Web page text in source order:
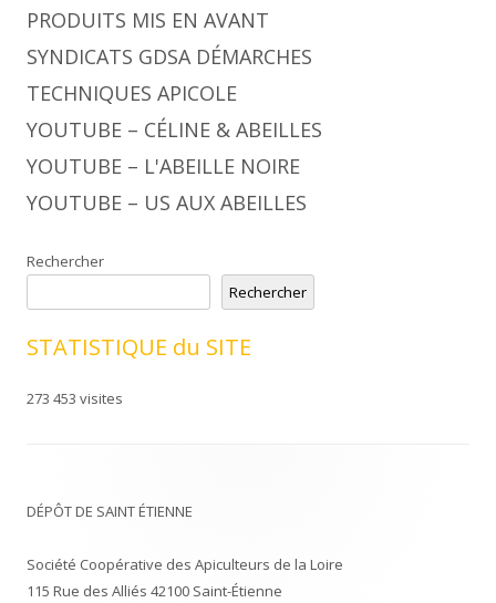
PRODUITS MIS EN AVANT
SYNDICATS GDSA DÉMARCHES
TECHNIQUES APICOLE
YOUTUBE – CÉLINE & ABEILLES
YOUTUBE – L'ABEILLE NOIRE
YOUTUBE – US AUX ABEILLES
Rechercher
Rechercher
STATISTIQUE du SITE
273 453 visites
DÉPÔT DE SAINT ÉTIENNE
Société Coopérative des Apiculteurs de la Loire
115 Rue des Alliés 42100 Saint-Étienne